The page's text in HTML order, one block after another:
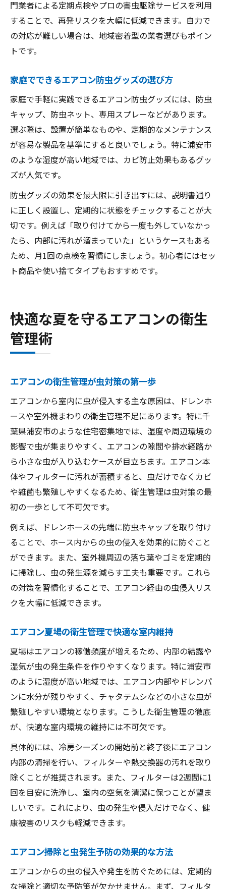
門業者による定期点検やプロの害虫駆除サービスを利用
することで、再発リスクを大幅に低減できます。自力で
の対応が難しい場合は、地域密着型の業者選びもポイン
トです。
家庭でできるエアコン防虫グッズの選び方
家庭で手軽に実践できるエアコン防虫グッズには、防虫
キャップ、防虫ネット、専用スプレーなどがあります。
選ぶ際は、設置が簡単なものや、定期的なメンテナンス
が容易な製品を基準にすると良いでしょう。特に浦安市
のような湿度が高い地域では、カビ防止効果もあるグッ
ズが人気です。
防虫グッズの効果を最大限に引き出すには、説明書通り
に正しく設置し、定期的に状態をチェックすることが大
切です。例えば「取り付けてから一度も外していなかっ
たら、内部に汚れが溜まっていた」というケースもある
ため、月1回の点検を習慣にしましょう。初心者にはセッ
ト商品や使い捨てタイプもおすすめです。
快適な夏を守るエアコンの衛生
管理術
エアコンの衛生管理が虫対策の第一歩
エアコンから室内に虫が侵入する主な原因は、ドレンホ
ースや室外機まわりの衛生管理不足にあります。特に千
葉県浦安市のような住宅密集地では、湿度や周辺環境の
影響で虫が集まりやすく、エアコンの隙間や排水経路か
ら小さな虫が入り込むケースが目立ちます。エアコン本
体やフィルターに汚れが蓄積すると、虫だけでなくカビ
や雑菌も繁殖しやすくなるため、衛生管理は虫対策の最
初の一歩として不可欠です。
例えば、ドレンホースの先端に防虫キャップを取り付け
ることで、ホース内からの虫の侵入を効果的に防ぐこと
ができます。また、室外機周辺の落ち葉やゴミを定期的
に掃除し、虫の発生源を減らす工夫も重要です。これら
の対策を習慣化することで、エアコン経由の虫侵入リス
クを大幅に低減できます。
エアコン夏場の衛生管理で快適な室内維持
夏場はエアコンの稼働頻度が増えるため、内部の結露や
湿気が虫の発生条件を作りやすくなります。特に浦安市
のように湿度が高い地域では、エアコン内部やドレンパ
ンに水分が残りやすく、チャタテムシなどの小さな虫が
繁殖しやすい環境となります。こうした衛生管理の徹底
が、快適な室内環境の維持には不可欠です。
具体的には、冷房シーズンの開始前と終了後にエアコン
内部の清掃を行い、フィルターや熱交換器の汚れを取り
除くことが推奨されます。また、フィルターは2週間に1
回を目安に洗浄し、室内の空気を清潔に保つことが望ま
しいです。これにより、虫の発生や侵入だけでなく、健
康被害のリスクも軽減できます。
エアコン掃除と虫発生予防の効果的な方法
エアコンからの虫の侵入や発生を防ぐためには、定期的
な掃除と適切な予防策が欠かせません。まず、フィルタ